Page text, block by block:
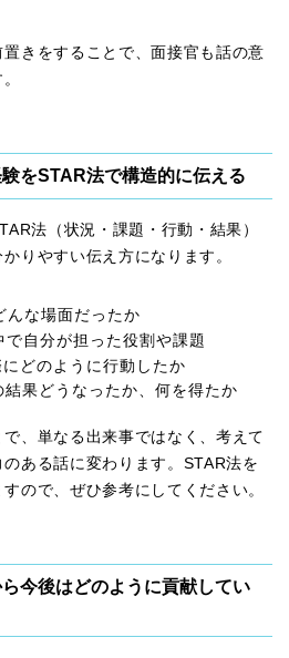
きをすることで、面接官も話の意
をSTAR法で構造的に伝える
法（状況・課題・行動・結果）
りやすい伝え方になります。
な場面だったか
自分が担った役割や課題
どのように行動したか
果どうなったか、何を得たか
、単なる出来事ではなく、考えて
ある話に変わります。STAR法を
ので、ぜひ参考にしてください。
今後はどのように貢献してい